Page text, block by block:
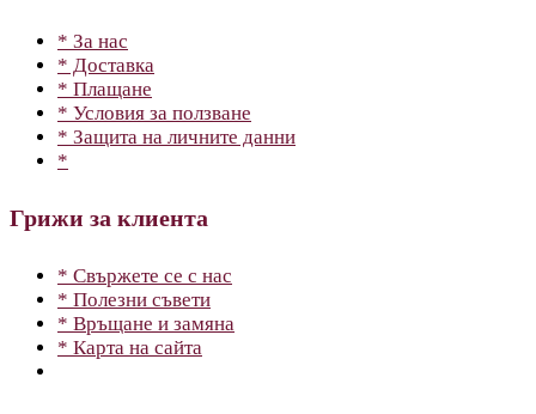
* За нас
* Доставка
* Плащане
* Условия за ползване
* Защита на личните данни
*
Грижи за клиента
* Свържете се с нас
* Полезни съвети
* Връщане и замяна
* Карта на сайта